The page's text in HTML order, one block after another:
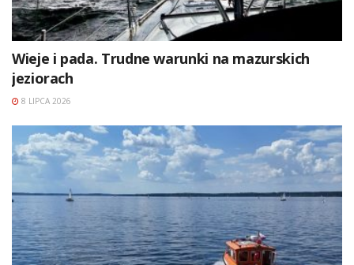
Wieje i pada. Trudne warunki na mazurskich
jeziorach
8 LIPCA 2026